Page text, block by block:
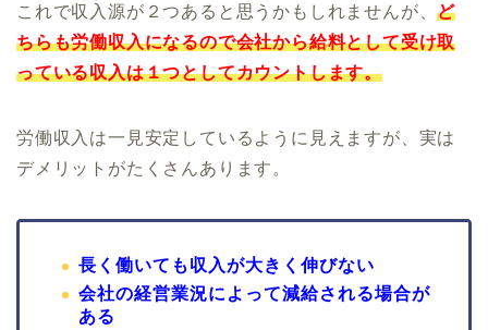
これで収入源が２つあると思うかもしれませんが、ど
ちらも労働収入になるので会社から給料として受け取
っている収入は１つとしてカウントします。
労働収入は一見安定しているように見えますが、実は
デメリットがたくさんあります。
長く働いても収入が大きく伸びない
会社の経営業況によって減給される場合が
ある